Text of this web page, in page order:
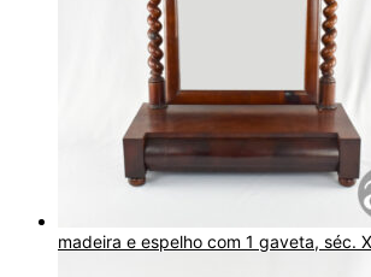
madeira e espelho com 1 gaveta, séc.